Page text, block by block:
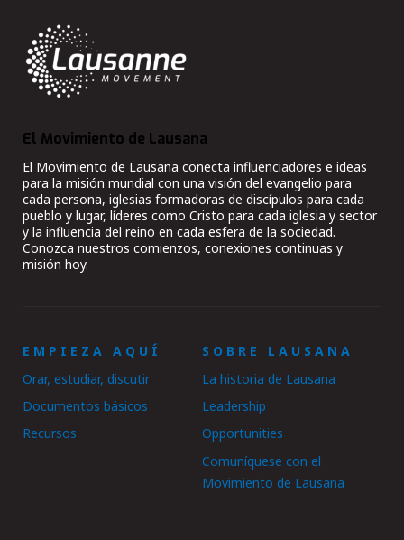
El Movimiento de Lausana
El Movimiento de Lausana conecta influenciadores e ideas
para la misión mundial con una visión del evangelio para
cada persona, iglesias formadoras de discípulos para cada
pueblo y lugar, líderes como Cristo para cada iglesia y sector
y la influencia del reino en cada esfera de la sociedad.
Conozca nuestros comienzos, conexiones continuas y
misión hoy.
EMPIEZA AQUÍ
Orar, estudiar, discutir
Documentos básicos
Recursos
SOBRE LAUSANA
La historia de Lausana
Leadership
Opportunities
Comuníquese con el
Movimiento de Lausana